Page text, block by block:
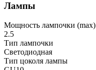
Лампы
Мощность лампочки (max)
2.5
Тип лампочки
Светодиодная
Тип цоколя лампы